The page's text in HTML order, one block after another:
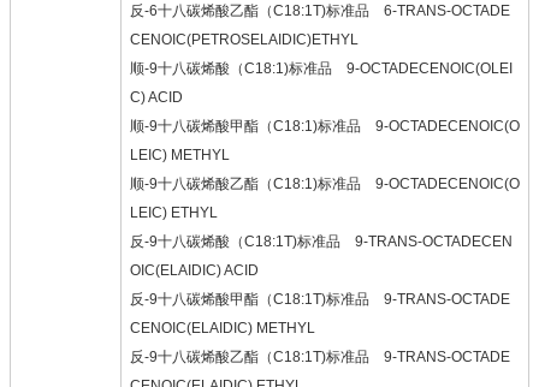
反-6十八碳烯酸乙酯（C18:1T)标准品 6-TRANS-OCTADE
CENOIC(PETROSELAIDIC)ETHYL
顺-9十八碳烯酸（C18:1)标准品 9-OCTADECENOIC(OLEI
C) ACID
顺-9十八碳烯酸甲酯（C18:1)标准品 9-OCTADECENOIC(O
LEIC) METHYL
顺-9十八碳烯酸乙酯（C18:1)标准品 9-OCTADECENOIC(O
LEIC) ETHYL
反-9十八碳烯酸（C18:1T)标准品 9-TRANS-OCTADECEN
OIC(ELAIDIC) ACID
反-9十八碳烯酸甲酯（C18:1T)标准品 9-TRANS-OCTADE
CENOIC(ELAIDIC) METHYL
反-9十八碳烯酸乙酯（C18:1T)标准品 9-TRANS-OCTADE